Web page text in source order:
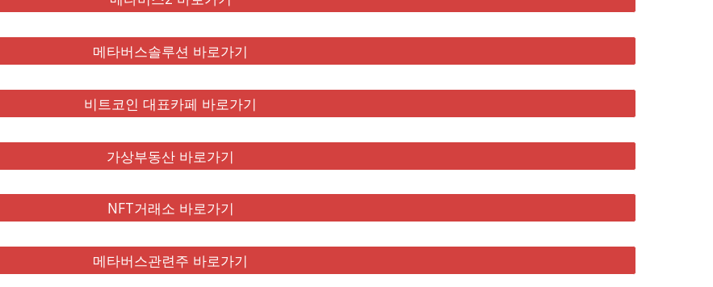
메타버스솔루션 바로가기
비트코인 대표카페 바로가기
가상부동산 바로가기
NFT거래소 바로가기
메타버스관련주 바로가기